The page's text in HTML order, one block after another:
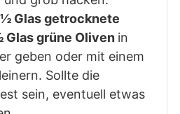
½ Glas getrocknete
Glas grüne Oliven in
geben oder mit einem
Sollte die
sein, eventuell etwas